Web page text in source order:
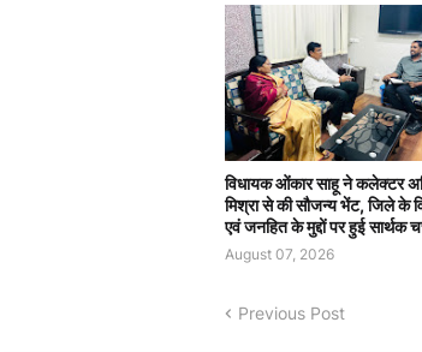
विधायक ओंकार साहू ने कलेक्टर
मिश्रा से की सौजन्य भेंट, जिले के
एवं जनहित के मुद्दों पर हुई सार्थक
August 07, 2026
Previous Post